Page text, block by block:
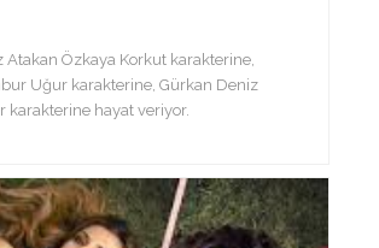
Özkaya Korkut karakterine,
Uğur karakterine, Gürkan Deniz
karakterine hayat veriyor.